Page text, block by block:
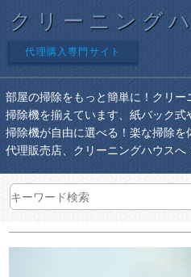
クリーニング
代理購入専門サイト
部屋の掃除をもっと簡単に！クリ
掃除機を揃えています、紙バック
掃除機が自由に選べる！楽な掃除
代理販売店、クリーニングハウスへ